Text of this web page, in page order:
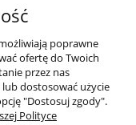
poprawne
ofertę do Twoich
przez nas
dostosować użycie
"Dostosuj zgody".
Polityce